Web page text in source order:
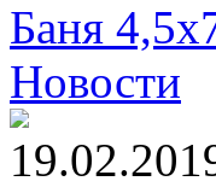
Баня
Новости